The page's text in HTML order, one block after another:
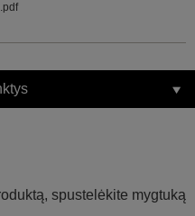
.pdf
spustelėkite mygtuką